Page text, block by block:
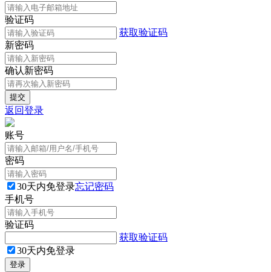
验证码
获取验证码
新密码
确认新密码
返回登录
账号
密码
30天内免登录忘记密码
手机号
验证码
获取验证码
30天内免登录